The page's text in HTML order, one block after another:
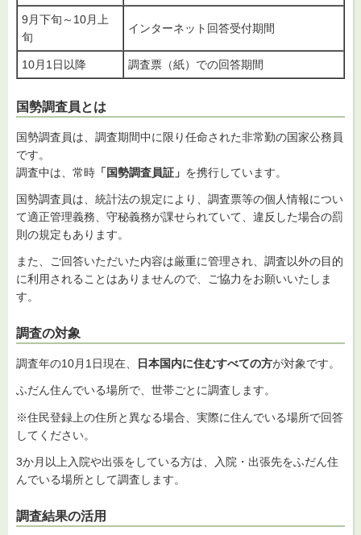
9月下旬～10月上
旬
インターネット回答受付期間
10月1日以降 調査票（紙）での回答期間
国勢調査員とは
国勢調査員は、調査期間中に限り任命された非常勤の国家公務員
です。
調査中は、常時 「国勢調査員証」 を携行しています。
国勢調査員は、統計法の規定により、調査票等の個人情報につい
て適正管理義務、守秘義務が課せられていて、違反した場合の罰
則の規定もあります。
また、ご回答いただいた内容は厳重に管理され、調査以外の目的
に利用されることはありませんので、ご協力をお願いいたしま
す。
調査の対象
調査年の10月1日現在、 日本国内に住むすべての方が対象です。
ふだん住んでいる場所で、世帯ごとに調査します。
※住民登録上の住所と異なる場合、実際に住んでいる場所で回答
してください。
3か月以上入院や出張をしている方は、入院・出張先をふだん住
んでいる場所として調査します。
調査結果の活用